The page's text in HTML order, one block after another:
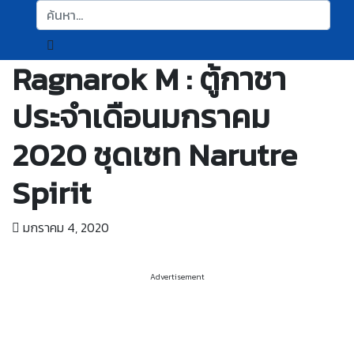
ค้นหา:
Ragnarok M : ตู้กาชา
ประจำเดือนมกราคม
2020 ชุดเซท Narutre
Spirit
มกราคม 4, 2020
Advertisement